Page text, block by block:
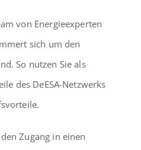
von Energieexperten
sich um den
So nutzen Sie als
des DeESA-Netzwerks
Zugang in einen